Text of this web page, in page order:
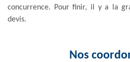
concurrence. Pour finir, il y a la
devis.
Nos